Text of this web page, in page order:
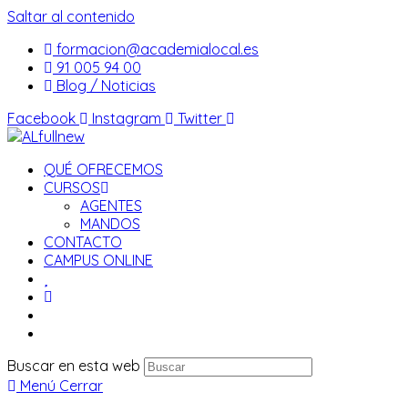
Saltar al contenido
formacion@academialocal.es
91 005 94 00
Blog / Noticias
Facebook
Instagram Twitter
QUÉ OFRECEMOS
CURSOS
AGENTES
MANDOS
CONTACTO
CAMPUS ONLINE
Buscar en esta web
Menú Cerrar